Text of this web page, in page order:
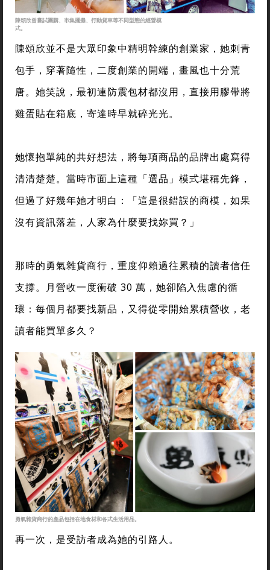
陳頌欣曾嘗試團購、市集擺攤、行動貨車等不同型態的經營模
式。
陳頌欣並不是大眾印象中精明幹練的創業家，她刺青
包手，穿著隨性，二度創業的開端，畫風也十分荒
唐。她笑說，最初連防震包材都沒用，直接用膠帶將
雞蛋貼在箱底，寄達時早就碎光光。
她懷抱單純的共好想法，將每項商品的品牌出處寫得
清清楚楚。當時市面上這種「選品」模式堪稱先鋒，
但過了好幾年她才明白：「這是很錯誤的商模，如果
沒有資訊落差，人家為什麼要找妳買？」
那時的勇氣雜貨商行，重度仰賴過往累積的讀者信任
支撐。月營收一度衝破 30 萬，她卻陷入焦慮的循
環：每個月都要找新品，又得從零開始累積營收，老
讀者能買單多久？
勇氣雜貨商行的產品包括在地食材和各式生活用品。
再一次，是受訪者成為她的引路人。